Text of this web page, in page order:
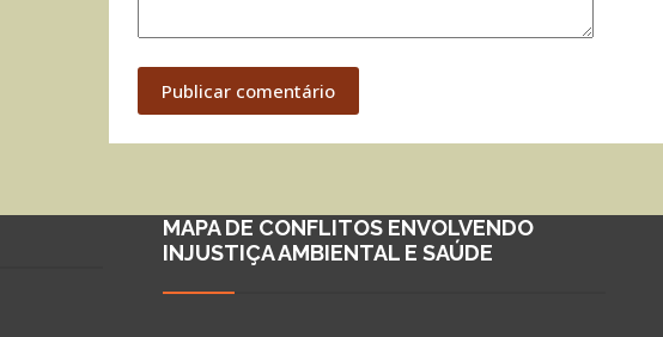
Publicar comentário
MAPA DE CONFLITOS ENVOLVENDO
INJUSTIÇA AMBIENTAL E SAÚDE